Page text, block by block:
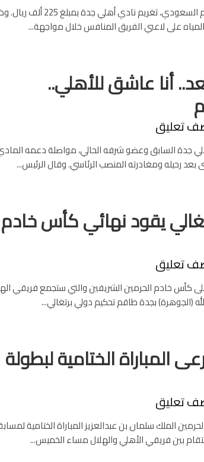
قررت لجنة الانضباط باتحاد القدم السعودي، تغريم نادي أهلي جدة
على لاعبي الفريق المنافس خلال مواجهة...
أنا عاشق للأهلي..
تعليق
جدة السابق وعضو شرفه الحالي، مواصلة دعمه
بعد رحيله ومغادرته المنصب الرئاسي. وقال الرئيس...
يقود نهائي كأس خادم
تعليق
على كأس خادم الحرمين الشريفين والتي ستجمع فريقي
(الجوهرة) بجدة طاقم تحكيم دولي برتغالي...
المباراة الختامية لبطولة
تعليق
الملك سلمان بن عبدالعزيز المباراة الختامية
بين فريقي الأهلي والهلال مساء الخميس...